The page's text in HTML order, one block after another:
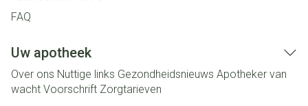
FAQ
Uw apotheek
Over ons Nuttige links Gezondheidsnieuws Apotheker van
wacht Voorschrift Zorgtarieven